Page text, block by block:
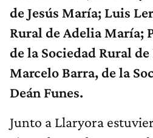
de Jesús María; Luis
Rural de Adelia María;
de la Sociedad Rural
Marcelo Barra, de la
Deán Funes.
Junto a Llaryora